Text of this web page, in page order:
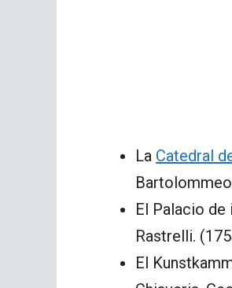
La Catedral
El Palacio
Rastrelli.
El